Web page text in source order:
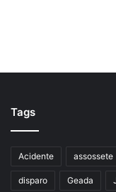
Tags
Acidente assossete
disparo Geada